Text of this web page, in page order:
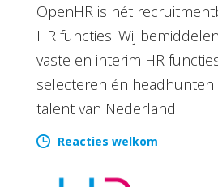
OpenHR is hét
HR functies. Wij
vaste en interim HR
selecteren én headhunten
talent van Nederland.
Reacties welkom